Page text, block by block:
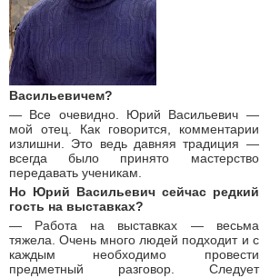
Васильевичем?
— Все очевидно. Юрий Васильевич —
мой отец. Как говорится, комментарии
излишни. Это ведь давняя традиция —
всегда было принято мастерство
передавать ученикам.
Но Юрий Васильевич сейчас редкий
гость на выставках?
— Работа на выставках — весьма
тяжела. Очень много людей подходит и с
каждым необходимо провести
предметный разговор. Следует